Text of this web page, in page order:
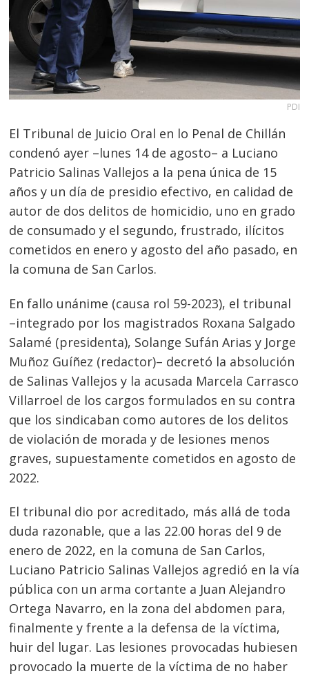
PDI
El Tribunal de Juicio Oral en lo Penal de Chillán
condenó ayer –lunes 14 de agosto– a Luciano
Patricio Salinas Vallejos a la pena única de 15
años y un día de presidio efectivo, en calidad de
autor de dos delitos de homicidio, uno en grado
de consumado y el segundo, frustrado, ilícitos
cometidos en enero y agosto del año pasado, en
la comuna de San Carlos.
En fallo unánime (causa rol 59-2023), el tribunal
–integrado por los magistrados Roxana Salgado
Salamé (presidenta), Solange Sufán Arias y Jorge
Muñoz Guíñez (redactor)– decretó la absolución
de Salinas Vallejos y la acusada Marcela Carrasco
Villarroel de los cargos formulados en su contra
que los sindicaban como autores de los delitos
de violación de morada y de lesiones menos
graves, supuestamente cometidos en agosto de
2022.
El tribunal dio por acreditado, más allá de toda
duda razonable, que a las 22.00 horas del 9 de
enero de 2022, en la comuna de San Carlos,
Luciano Patricio Salinas Vallejos agredió en la vía
pública con un arma cortante a Juan Alejandro
Ortega Navarro, en la zona del abdomen para,
finalmente y frente a la defensa de la víctima,
huir del lugar. Las lesiones provocadas hubiesen
provocado la muerte de la víctima de no haber